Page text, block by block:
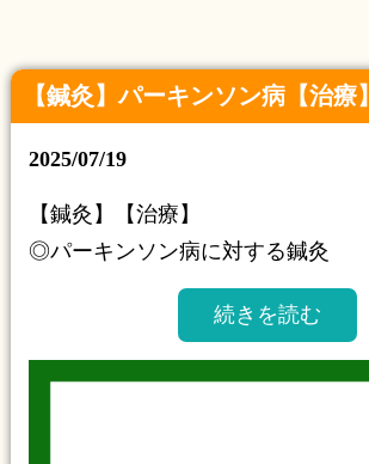
【鍼灸】パーキンソン病【治療】
2025/07/19
【鍼灸】【治療】
◎パーキンソン病に対する鍼灸
続きを読む